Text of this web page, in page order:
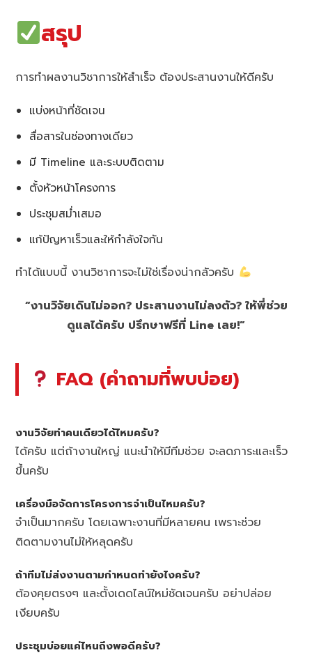
สรุป
การทำผลงานวิชาการให้สำเร็จ ต้องประสานงานให้ดีครับ
แบ่งหน้าที่ชัดเจน
สื่อสารในช่องทางเดียว
มี Timeline และระบบติดตาม
ตั้งหัวหน้าโครงการ
ประชุมสม่ำเสมอ
แก้ปัญหาเร็วและให้กำลังใจกัน
ทำได้แบบนี้ งานวิชาการจะไม่ใช่เรื่องน่ากลัวครับ
“งานวิจัยเดินไม่ออก? ประสานงานไม่ลงตัว? ให้พี่ช่วย
ดูแลได้ครับ ปรึกษาฟรีที่ Line เลย!”
FAQ (คำถามที่พบบ่อย)
งานวิจัยทำคนเดียวได้ไหมครับ?
ได้ครับ แต่ถ้างานใหญ่ แนะนำให้มีทีมช่วย จะลดภาระและเร็ว
ขึ้นครับ
เครื่องมือจัดการโครงการจำเป็นไหมครับ?
จำเป็นมากครับ โดยเฉพาะงานที่มีหลายคน เพราะช่วย
ติดตามงานไม่ให้หลุดครับ
ถ้าทีมไม่ส่งงานตามกำหนดทำยังไงครับ?
ต้องคุยตรงๆ และตั้งเดดไลน์ใหม่ชัดเจนครับ อย่าปล่อย
เงียบครับ
ประชุมบ่อยแค่ไหนถึงพอดีครับ?